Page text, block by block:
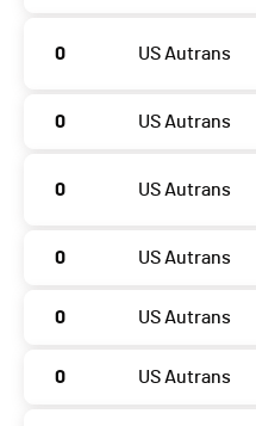
0 US Autrans
0 US Autrans
0 US Autrans
0 US Autrans
0 US Autrans
0 US Autrans